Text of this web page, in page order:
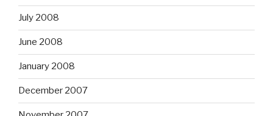
July 2008
June 2008
January 2008
December 2007